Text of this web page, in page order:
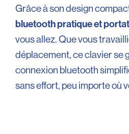
Grâce à son design
bluetooth pratique et
vous allez. Que vous
déplacement, ce clavier se
connexion bluetooth
sans effort, peu importe où